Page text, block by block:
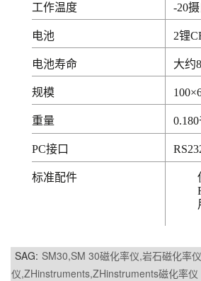
-20
2锂
大约
工作温度
电池
电池寿命
规模
重量
PC接口
标准配件
SAG: SM30,SM 30磁化率仪,岩石磁化率
仪,ZHinstruments,ZHinstruments磁化率仪